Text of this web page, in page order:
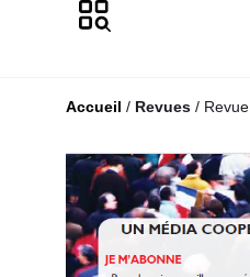
Accueil / Revues / Revue